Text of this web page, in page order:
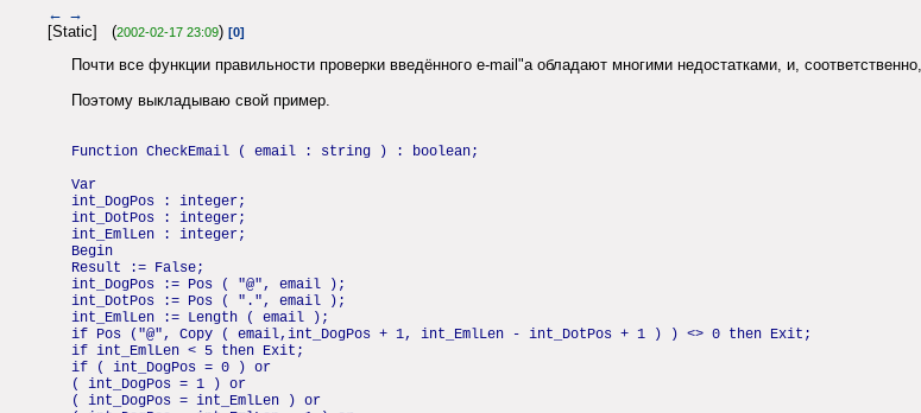
← →
[Static] (2002-02-17 23:09) [0]
Почти все функции правильности проверки введённого e-mail"а обладают многими недостатками, и,
Поэтому выкладываю свой пример.
Function CheckEmail ( email : string ) : boolean;
Var
int_DogPos : integer;
int_DotPos : integer;
int_EmlLen : integer;
Begin
Result := False;
int_DogPos := Pos ( "@", email );
int_DotPos := Pos ( ".", email );
int_EmlLen := Length ( email );
if Pos ("@", Copy ( email,int_DogPos + 1, int_EmlLen - int_DotPos + 1 ) ) <> 0 then Exit;
if int_EmlLen < 5 then Exit;
if ( int_DogPos = 0 ) or
( int_DogPos = 1 ) or
( int_DogPos = int_EmlLen ) or